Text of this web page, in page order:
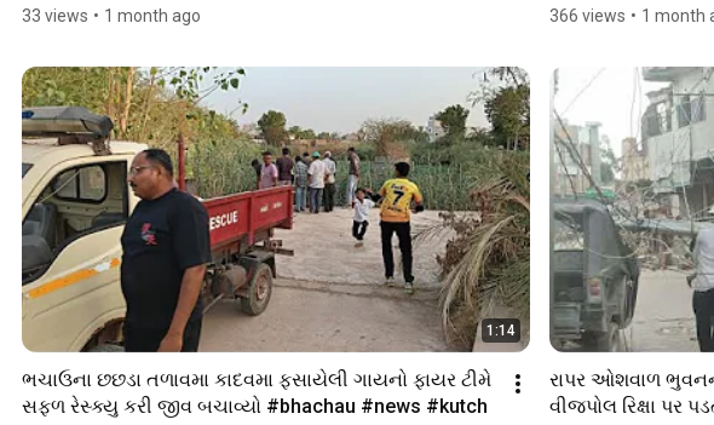
#bhachau
33 views • 1 month ago 366 views • 1 month
1:14
ભચાઉના છછડા તળાવમા કાદવમા ફસાયેલી ગાયનો ફાયર ટીમે
સફળ રેસ્ક્યુ કરી જીવ બચાવ્યો #bhachau #news #kutch
રાપર ઓશવાળ
વીજપોલ રિક્ષા પર